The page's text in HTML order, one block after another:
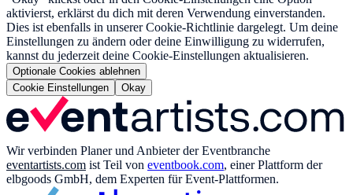
aktivierst, erklärst du dich mit deren Verwendung einverstanden.
Dies ist ebenfalls in unserer Cookie-Richtlinie dargelegt. Um deine
Einstellungen zu ändern oder deine Einwilligung zu widerrufen,
kannst du jederzeit deine Cookie-Einstellungen aktualisieren.
Optionale Cookies ablehnen
Cookie Einstellungen
Okay
Wir verbinden Planer und Anbieter der Eventbranche
eventartists.com ist Teil von eventbook.com, einer Plattform der
elbgoods GmbH, dem Experten für Event-Plattformen.